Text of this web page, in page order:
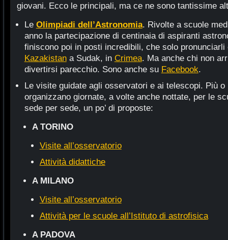
giovani. Ecco le principali, ma ce ne sono tantissime
Le Olimpiadi dell’Astronomia. Rivolte a scuole
anno la partecipazione di centinaia di aspiranti
finiscono poi in posti incredibili, che solo pronunciarli
Kazakistana Sudak, in Crimea. Ma anche chi non
divertirsi parecchio. Sono anche su Facebook.
Le visite guidate agli osservatori e ai telescopi. Più
organizzano giornate, a volte anche nottate, per le
sede per sede, un po’ di proposte:
A TORINO
Visite all’osservatorio
Attività didattiche
A MILANO
Visite all’osservatorio
Attività per le scuole all’Istituto di astrofisica
A PADOVA